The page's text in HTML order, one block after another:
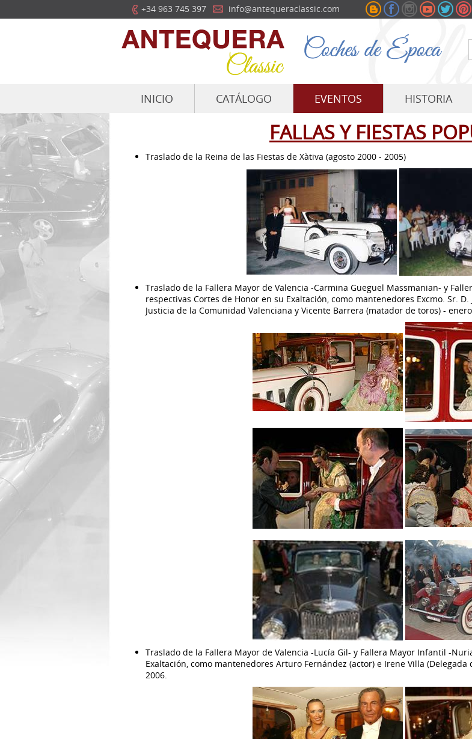
+34 963 745 397 info@antequeraclassic.com
INICIO CATÁLOGO EVENTOS HISTORIA
FALLAS Y FIESTAS
Traslado de la Reina de las Fiestas de Xàtiva (agosto 2000 - 2005)
Traslado de la Fallera Mayor de Valencia -Carmina Gueguel Massmanian- y
respectivas Cortes de Honor en su Exaltación, como mantenedores Excmo. Sr.
Justicia de la Comunidad Valenciana y Vicente Barrera (matador de toros) -
Traslado de la Fallera Mayor de Valencia -Lucía Gil- y Fallera Mayor Infantil -
Exaltación, como mantenedores Arturo Fernández (actor) e Irene Villa
2006.